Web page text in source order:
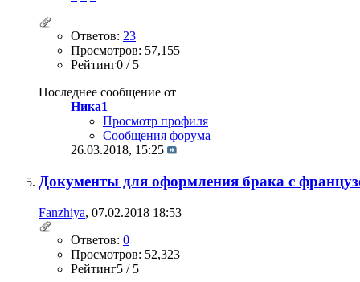
Ответов: 23
Просмотров: 57,155
Рейтинг0 / 5
Последнее сообщение от
Ника1
Просмотр профиля
Сообщения форума
26.03.2018, 15:25
Документы для оформления брака с
Fanzhiya, 07.02.2018 18:53
Ответов: 0
Просмотров: 52,323
Рейтинг5 / 5